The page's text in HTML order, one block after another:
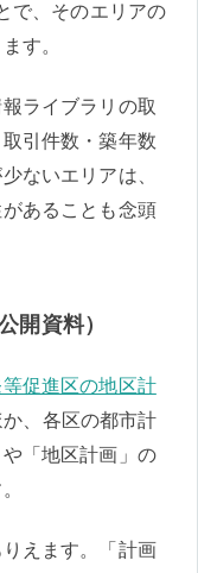
で、そのエリアの
す。
ライブラリの取
引件数・築年数
ないエリアは、
あることも念頭
開資料）
促進区の地区計
か、各区の都市計
「地区計画」の
えます。「計画